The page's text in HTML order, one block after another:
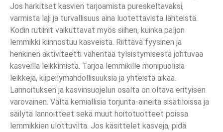
Jos harkitset kasvien tarjoamista pureskeltavaksi,
varmista laji ja turvallisuus aina luotettavista lähteistä.
Kodin rutiinit vaikuttavat myös siihen, kuinka paljon
lemmikki kiinnostuu kasveista. Riittävä fyysinen ja
henkinen aktiviteetti vähentää tylsistymisestä johtuvaa
kasveilla leikkimistä. Tarjoa lemmikille monipuolisia
leikkejä, kiipeilymahdollisuuksia ja yhteistä aikaa.
Lannoituksen ja kasvinsuojelun osalta on oltava erityisen
varovainen. Vältä kemiallisia torjunta-aineita sisätiloissa ja
säilytä lannoitteet sekä muut hoitotuotteet poissa
lemmikkien ulottuvilta. Jos käsittelet kasveja, pidä